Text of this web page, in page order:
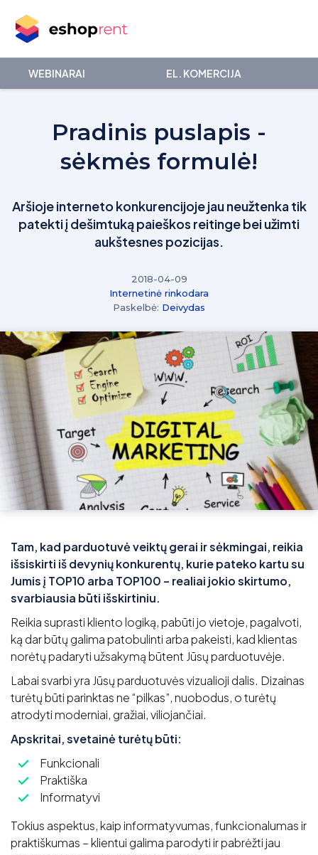
WEBINARAI EL. KOMERCIJA
Pradinis puslapis -
sėkmės formulė!
Aršioje interneto konkurencijoje jau neužtenka tik
patekti į dešimtuką paieškos reitinge bei užimti
aukštesnes pozicijas.
2018-04-09
Internetinė rinkodara
Paskelbė: Deivydas
Tam, kad parduotuvė veiktų gerai ir sėkmingai, reikia
išsiskirti iš devynių konkurentų, kurie pateko kartu su
Jumis į TOP10 arba TOP100 – realiai jokio skirtumo,
svarbiausia būti išskirtiniu.
Reikia suprasti kliento logiką, pabūti jo vietoje, pagalvoti,
ką dar būtų galima patobulinti arba pakeisti, kad klientas
norėtų padaryti užsakymą būtent Jūsų parduotuvėje.
Labai svarbi yra Jūsų parduotuvės vizualioji dalis. Dizainas
turėtų būti parinktas ne “pilkas”, nuobodus, o turėtų
atrodyti moderniai, gražiai, viliojančiai.
Apskritai, svetainė turėtų būti:
Funkcionali
Praktiška
Informatyvi
Tokius aspektus, kaip informatyvumas, funkcionalumas ir
praktiškumas – klientui galima parodyti ir pabrėžti jau